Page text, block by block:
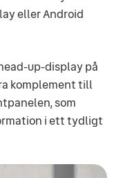
eller Android
up-display på
komplement till
som
i ett tydligt